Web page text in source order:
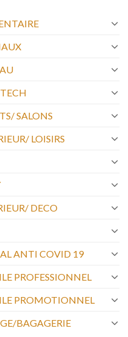
SALONS
LOISIRS
DECO
ANTI COVID 19
PROFESSIONNEL
PROMOTIONNEL
BAGAGERIE